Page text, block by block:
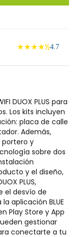
★★★★½4.7
DUOX PLUS para
Los kits incluyen
placa de calle
Además,
portero y
sobre dos
y el diseño,
PLUS,
el desvío de
aplicación BLUE
Play Store y App
gestionar
conectarte a tu